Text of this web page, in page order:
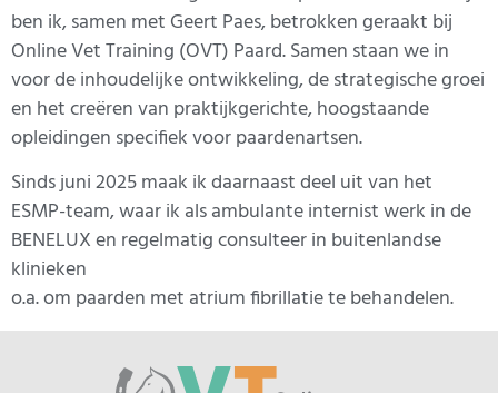
ben ik, samen met Geert Paes, betrokken geraakt bij
Online Vet Training (OVT) Paard. Samen staan we in
voor de inhoudelijke ontwikkeling, de strategische groei
en het creëren van praktijkgerichte, hoogstaande
opleidingen specifiek voor paardenartsen.
Sinds juni 2025 maak ik daarnaast deel uit van het
ESMP-team, waar ik als ambulante internist werk in de
BENELUX en regelmatig consulteer in buitenlandse
klinieken
o.a. om paarden met atrium fibrillatie te behandelen.